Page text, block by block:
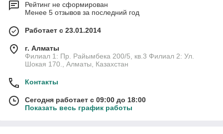
Рейтинг не сформирован
Менее 5 отзывов за последний год
Работает с 23.01.2014
г. Алматы
Филиал 1: Пр. Райымбека 200/5, кв.3 Филиал 2: Ул.
Шокая 170., Алматы, Казахстан
Контакты
Сегодня работает с 09:00 до 18:00
Показать весь график работы